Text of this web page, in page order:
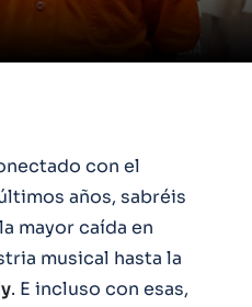
con el
años, sabréis
mayor caída en
musical hasta la
. E incluso con esas,